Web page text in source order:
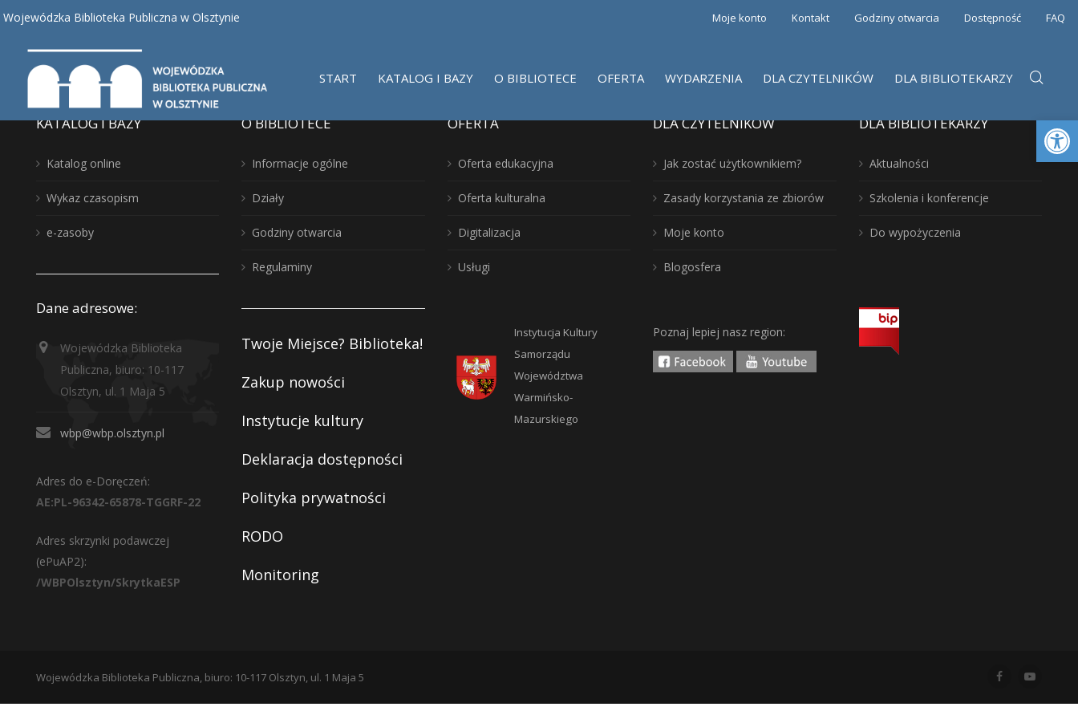
Wojewódzka Biblioteka Publiczna w Olsztynie Moje konto Kontakt Godziny otwarcia Dostępność FAQ
START KATALOG I BAZY O BIBLIOTECE OFERTA WYDARZENIA DLA CZYTELNIKÓW DLA BIBLIOTEKARZY
Nothing found, sorry.
KATALOG I BAZY
Katalog online
Wykaz czasopism
e-zasoby
Dane adresowe:
Wojewódzka Biblioteka
Publiczna, biuro: 10-117
Olsztyn, ul. 1 Maja 5
wbp@wbp.olsztyn.pl
Adres do e-Doręczeń:
AE:PL-96342-65878-TGGRF-22
Adres skrzynki podawczej
(ePuAP2):
/WBPOlsztyn/SkrytkaESP
O BIBLIOTECE
Informacje ogólne
Działy
Godziny otwarcia
Regulaminy
Twoje Miejsce? Biblioteka!
Zakup nowości
Instytucje kultury
Deklaracja dostępności
Polityka prywatności
RODO
Monitoring
OFERTA
Oferta edukacyjna
Oferta kulturalna
Digitalizacja
Usługi
Instytucja Kultury
Samorządu
Województwa
Warmińsko-
Mazurskiego
DLA CZYTELNIKÓW
Jak zostać użytkownikiem?
Zasady korzystania ze zbiorów
Moje konto
Blogosfera
Poznaj lepiej nasz region:
DLA BIBLIOTEKARZY
Aktualności
Szkolenia i konferencje
Do wypożyczenia
Wojewódzka Biblioteka Publiczna, biuro: 10-117 Olsztyn, ul. 1 Maja 5